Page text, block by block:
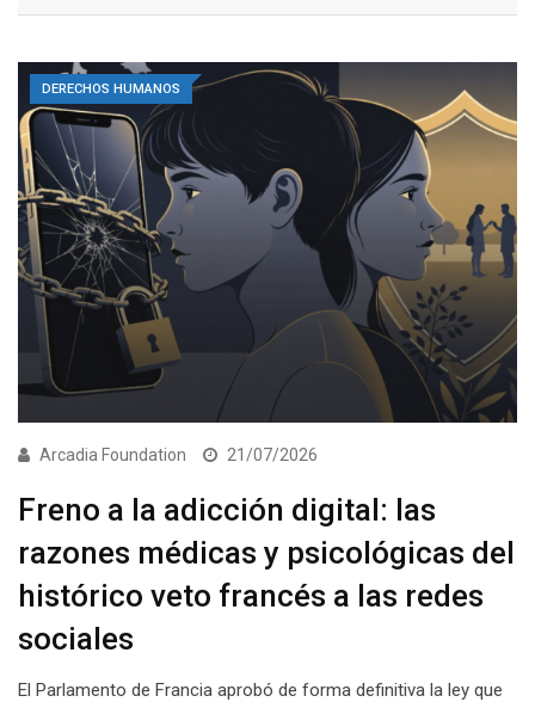
DERECHOS HUMANOS
Arcadia Foundation 21/07/2026
Freno a la adicción digital: las
razones médicas y psicológicas del
histórico veto francés a las redes
sociales
El Parlamento de Francia aprobó de forma definitiva la ley que